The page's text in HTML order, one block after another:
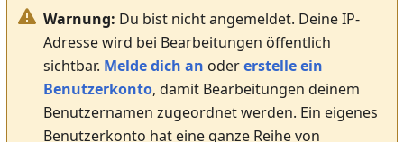
Warnung: Du bist nicht angemeldet. Deine IP-
Adresse wird bei Bearbeitungen öffentlich
sichtbar. Melde dich an odererstelle ein
Benutzerkonto, damit Bearbeitungen deinem
Benutzernamen zugeordnet werden. Ein eigenes
Benutzerkonto hat eine ganze Reihe von